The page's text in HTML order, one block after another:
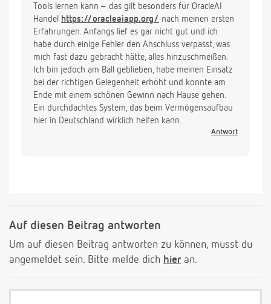
Tools lernen kann – das gilt besonders für OracleAI
Handel https://oracleaiapp.org/ nach meinen ersten
Erfahrungen. Anfangs lief es gar nicht gut und ich
habe durch einige Fehler den Anschluss verpasst, was
mich fast dazu gebracht hätte, alles hinzuschmeißen.
Ich bin jedoch am Ball geblieben, habe meinen Einsatz
bei der richtigen Gelegenheit erhöht und konnte am
Ende mit einem schönen Gewinn nach Hause gehen.
Ein durchdachtes System, das beim Vermögensaufbau
hier in Deutschland wirklich helfen kann.
Antwort
Auf diesen Beitrag antworten
Um auf diesen Beitrag antworten zu können, musst du
angemeldet sein. Bitte melde dich hier an.